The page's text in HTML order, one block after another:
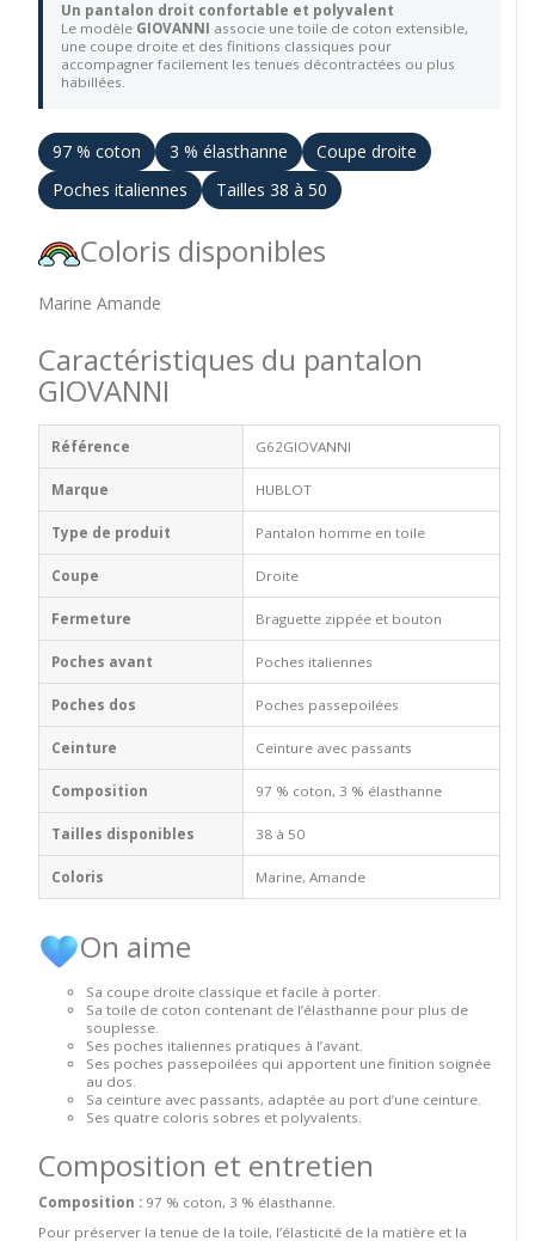
Un pantalon droit confortable et polyvalent
Le modèle GIOVANNI associe une toile de coton extensible,
une coupe droite et des finitions classiques pour
accompagner facilement les tenues décontractées ou plus
habillées.
97 % coton 3 % élasthanne
Coupe droite
Poches italiennes
Tailles 38 à 50
Coloris disponibles
Marine Amande
Caractéristiques du pantalon
GIOVANNI
Référence G62GIOVANNI
Marque HUBLOT
Type de produit Pantalon homme en toile
Coupe Droite
Fermeture Braguette zippée et bouton
Poches avant Poches italiennes
Poches dos Poches passepoilées
Ceinture Ceinture avec passants
Composition 97 % coton, 3 % élasthanne
Tailles disponibles 38 à 50
Coloris Marine, Amande
On aime
Sa coupe droite classique et facile à porter.
Sa toile de coton contenant de l’élasthanne pour plus de
souplesse.
Ses poches italiennes pratiques à l’avant.
Ses poches passepoilées qui apportent une finition soignée
au dos.
Sa ceinture avec passants, adaptée au port d’une ceinture.
Ses quatre coloris sobres et polyvalents.
Composition et entretien
Composition : 97 % coton, 3 % élasthanne.
Pour préserver la tenue de la toile, l’élasticité de la matière et la